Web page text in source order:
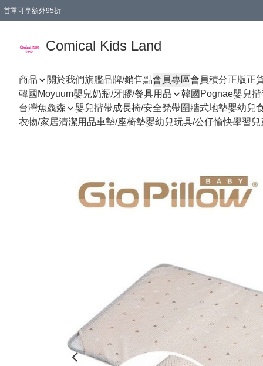
首單可享額外95折
Comical Kids Land
商品 關於我們旗艦品牌/銷售點會員專區會員積分正版正
韓國Moyuum嬰兒奶瓶/牙膠/餐具用品
韓國Pognae嬰兒揹
台灣魚鱻森
嬰兒揹帶成長椅/安全凳帶圍牆式地墊嬰幼兒
衣物/家居清潔用品車墊/座椅墊嬰幼兒玩具/公仔愉快學習